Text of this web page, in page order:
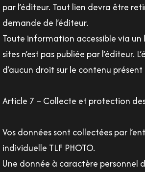
par l’éditeur. Tout lien devra être
demande de l’éditeur.
Toute information accessible via un
sites n’est pas publiée par l’éditeur.
d’aucun droit sur le contenu
Article 7 – Collecte et protection
Vos données sont collectées par
individuelle TLF PHOTO.
Une donnée à caractère personnel